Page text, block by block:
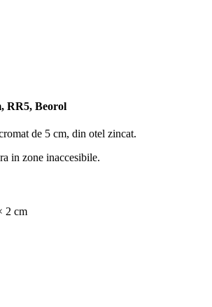
RR5, Beorol
de 5 cm, din otel zincat.
in zone inaccesibile.
2 cm